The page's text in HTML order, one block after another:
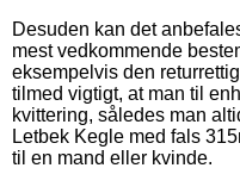
Desuden kan det
mest vedkommende
eksempelvis den
tilmed vigtigt, at man til
kvittering, således man
Letbek Kegle med fals
til en mand eller kvinde.